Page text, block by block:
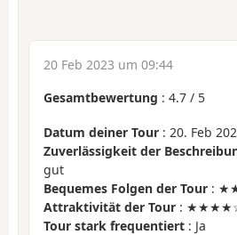
20 Feb 2023 um 09:44
Gesamtbewertung : 4.7 / 5
Datum deiner Tour : 20. Feb
Zuverlässigkeit der
gut
Bequemes Folgen der Tour :
Attraktivität der Tour :
Tour stark frequentiert : Ja